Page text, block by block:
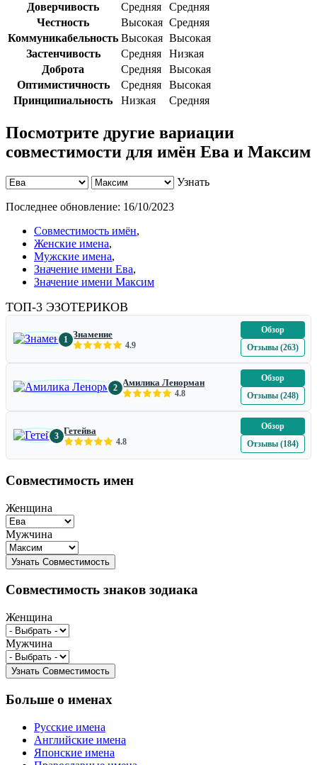
Доверчивость Средняя
Средняя
Честность
Высокая Средняя
Коммуникабельность Высокая Высокая
Застенчивость
Средняя
Низкая
Доброта
Средняя
Высокая
Оптимистичность
Средняя
Высокая
Принципиальность
Низкая Средняя
Посмотрите другие вариации
совместимости для имён Ева и Максим
Узнать
Последнее обновление: 16/10/2023
Совместимость имён,
Женские имена,
Мужские имена,
Значение имени Ева,
Значение имени Максим
ТОП-3 ЭЗОТЕРИКОВ
1 Знамение
4.9
Обзор
Отзывы (263)
2 Амилика Ленорман
4.8
Обзор
Отзывы (248)
3 Гетейва
4.8
Обзор
Отзывы (184)
Совместимость имен
Женщина
Мужчина
Совместимость знаков зодиака
Женщина
Мужчина
Больше о именах
Русские имена
Английские имена
Японские имена